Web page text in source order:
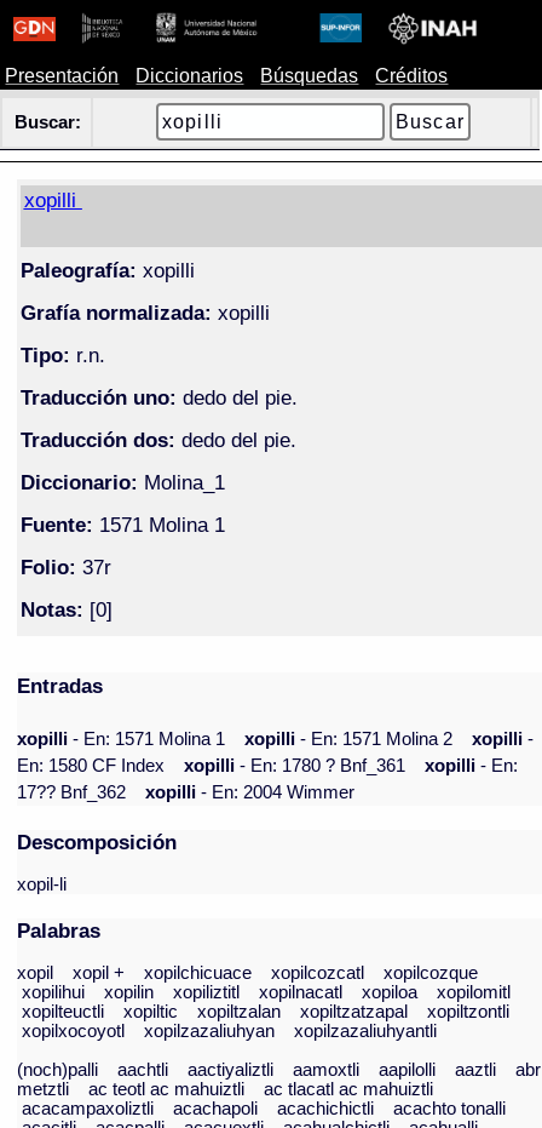
Presentación Diccionarios Búsquedas Créditos
Buscar:
xopilli
Paleografía: xopilli
Grafía normalizada: xopilli
Tipo: r.n.
Traducción uno: dedo del pie.
Traducción dos: dedo del pie.
Diccionario: Molina_1
Fuente: 1571 Molina 1
Folio: 37r
Notas: [0]
Entradas
xopilli- En: 1571 Molina 1 xopilli- En: 1571 Molina 2 xopilli-
En: 1580 CF Index
xopilli- En: 1780 ? Bnf_361 xopilli- En:
17?? Bnf_362
xopilli- En: 2004 Wimmer
Descomposición
xopil-li
Palabras
xopil xopil + xopilchicuace xopilcozcatl
xopilcozque
xopilihui
xopilin xopiliztitl xopilnacatl xopiloa
xopilomitl
xopilteuctli
xopiltic xopiltzalan xopiltzatzapal
xopiltzontli
xopilxocoyotl
xopilzazaliuhyan
xopilzazaliuhyantli
(noch)palli
aachtli aactiyaliztli aamoxtli aapilolli aaztli
metztli
ac teotl ac mahuiztli
ac tlacatl ac mahuiztli
acacampaxoliztli
acachapoli acachichictli
acachto tonalli